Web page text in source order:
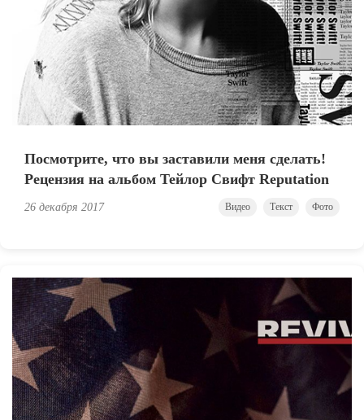
Посмотрите, что вы заставили меня сделать!
Рецензия на альбом Тейлор Свифт Reputation
26 декабря 2017 Видео Текст Фото